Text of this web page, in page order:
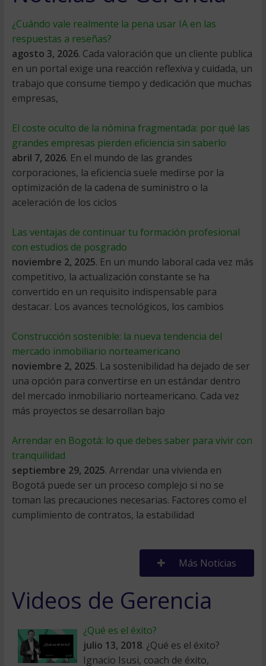
¿Cuándo vale realmente la pena usar IA en las
respuestas a reseñas?
agosto 3, 2026. Cada valoración que un cliente publica
en un portal exige una reacción reflexiva y cuidada, un
trabajo que consume tiempo y dedicación que muchas
empresas,
El coste oculto de la nómina fragmentada: por qué las
grandes empresas pierden eficiencia sin saberlo
abril 7, 2026. En el mundo de las grandes
corporaciones, la eficiencia suele medirse por la
optimización de la cadena de suministro o la
aceleración de los ciclos
Las ventajas de continuar tu formación profesional
con estudios de posgrado
noviembre 2, 2025. En un mundo laboral cada vez más
competitivo, la actualización constante se ha
convertido en un requisito indispensable para
destacar. Los avances tecnológicos, los cambios
Construcción sostenible: la nueva tendencia del
mercado inmobiliario norteamericano
noviembre 2, 2025. La sostenibilidad ha dejado de ser
una opción para convertirse en un estándar dentro
del mercado inmobiliario norteamericano. Cada vez
más proyectos se desarrollan bajo
Arrendar en Bogotá: lo que debes saber para vivir con
tranquilidad
septiembre 29, 2025. Arrendar una vivienda en
Bogotá puede ser un proceso complejo si no se
toman las precauciones necesarias. Factores como el
cumplimiento de contratos, la estabilidad
Más Noticias
Videos de Gerencia
¿Qué es el éxito?
julio 13, 2018. ¿Qué es el éxito?
Ignacio Isusi​, coach de éxito,